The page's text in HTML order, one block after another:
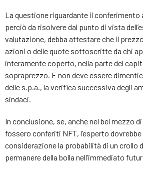
La questione riguardante il conferimento
perciò da risolvere dal punto di vista
valutazione, debba attestare che il
azioni o delle quote sottoscritte da chi
interamente coperto, nella parte del
sopraprezzo. E non deve essere
delle s.p.a., la verifica successiva degli
sindaci.
In conclusione, se, anche nel bel mezzo
fossero conferiti NFT, l’esperto dovrebbe
considerazione la probabilità di un crollo
permanere della bolla nell’immediato